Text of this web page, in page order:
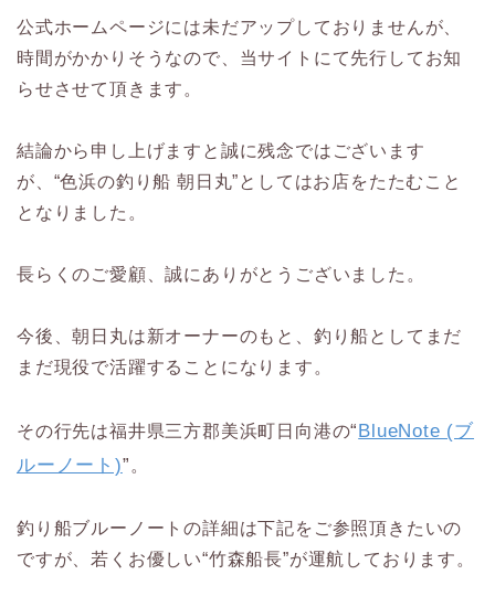
公式ホームページには未だアップしておりませんが、
時間がかかりそうなので、当サイトにて先行してお知
らせさせて頂きます。
結論から申し上げますと誠に残念ではございます
が、“色浜の釣り船 朝日丸”としてはお店をたたむこと
となりました。
長らくのご愛顧、誠にありがとうございました。
今後、朝日丸は新オーナーのもと、釣り船としてまだ
まだ現役で活躍することになります。
その行先は福井県三方郡美浜町日向港の“BlueNote (ブ
ルーノート)” 。
釣り船ブルーノートの詳細は下記をご参照頂きたいの
ですが、若くお優しい“竹森船長”が運航しております。